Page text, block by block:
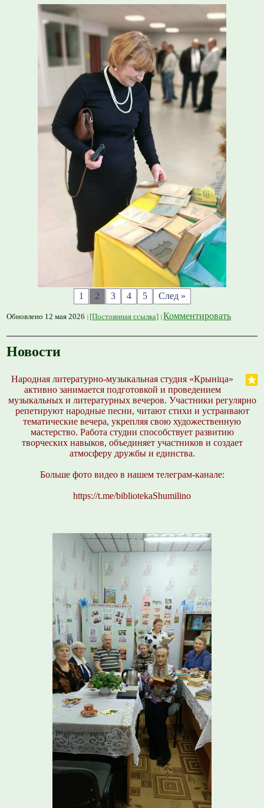
1 2 3 4 5 След »
Обновлено 12 мая 2026 [Постоянная ссылка] Комментировать
Новости
Народная литературно-музыкальная студия «Крынiца»
активно занимается подготовкой и проведением
музыкальных и литературных вечеров. Участники регулярно
репетируют народные песни, читают стихи и устраивают
тематические вечера, укрепляя свою художественную
мастерство. Работа студии способствует развитию
творческих навыков, объединяет участников и создает
атмосферу дружбы и единства.
Больше фото видео в нашем телеграм-канале:
https://t.me/bibliotekaShumilino